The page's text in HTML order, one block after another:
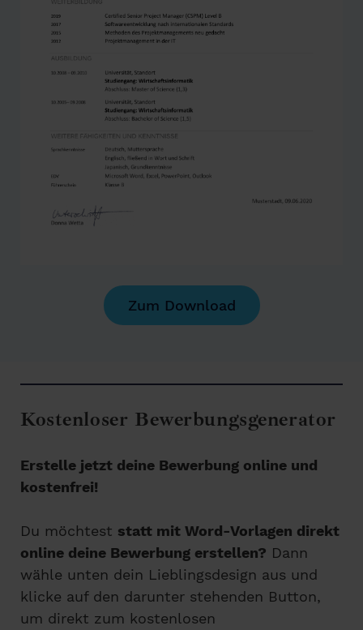
Zum Download
Kostenloser Bewerbungsgenerator
Erstelle jetzt deine Bewerbung online und
kostenfrei!
Du möchtest statt mit Word-Vorlagen direkt
online deine Bewerbung erstellen? Dann
wähle unten dein Lieblingsdesign aus und
klicke auf den darunter stehenden Button,
um direkt zum kostenlosen